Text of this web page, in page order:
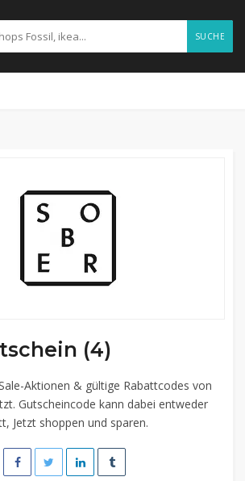
SUCHE
(4)
Aktionen & gültige Rabattcodes von
Gutscheincode kann dabei entweder
Jetzt shoppen und sparen.